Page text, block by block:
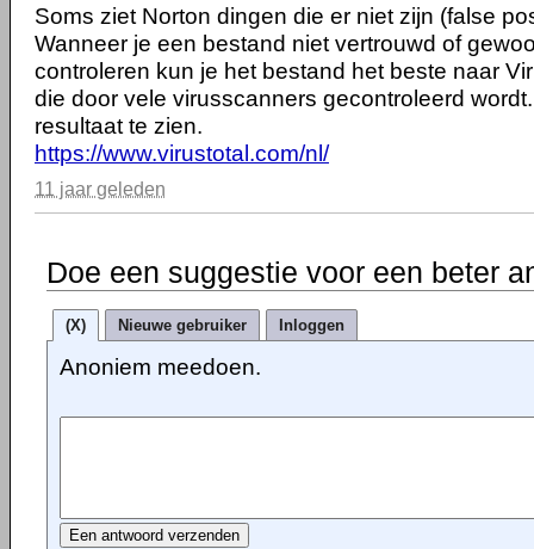
Soms ziet Norton dingen die er niet zijn (false
Wanneer je een bestand niet vertrouwd of
controleren kun je het bestand het beste naar
die door vele virusscanners gecontroleerd
resultaat te zien.
https://www.virustotal.com/nl/
11 jaar geleden
Doe een suggestie voor een beter
(X) Nieuwe gebruiker Inloggen
Anoniem meedoen.